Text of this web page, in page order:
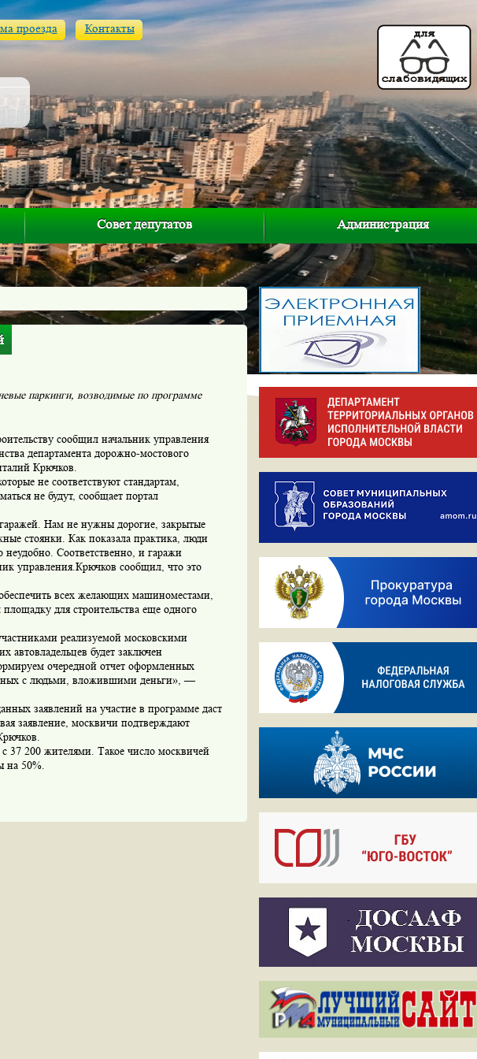
проезда Контакты
Совет депутатов Администрация
паркинги, возводимые по программе
сообщил начальник управления
департамента дорожно-мостового
Крючков.
не соответствуют стандартам,
не будут, сообщает портал
Нам не нужны дорогие, закрытые
стоянки. Как показала практика, люди
Соответственно, и гаражи
управления.Крючков сообщил, что это
всех желающих машиноместами,
для строительства еще одного
реализуемой московскими
будет заключен
очередной отчет оформленных
с людьми, вложившими деньги», —
заявлений на участие в программе даст
заявление, москвичи подтверждают
37 200 жителями. Такое число москвичей
на 50%.